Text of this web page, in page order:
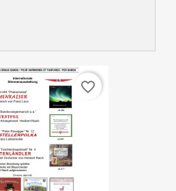
favorite_border